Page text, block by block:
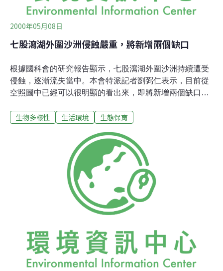
2000年05月08日
七股瀉湖外圍沙洲侵蝕嚴重，將新增兩個缺口
根據國科會的研究報告顯示，七股瀉湖外圍沙洲持續遭受
侵蝕，逐漸流失當中。本會特派記者劉弼仁表示，目前從
空照圖中已經可以很明顯的看出來，即將新增兩個缺口。
原因，不外乎上游水壩、攔沙壩的建設，導致整體溪流的
岸許多新增填海造陸或造堤等工程，也都會造成沿海海流
的變化，進而改變沙泥的堆積或流失。這些改變近年來似
乎有加速的現像。 ★進一步資料請見： 行政院國家科學委
員會專題研究計畫成果報告 曾文溪口海岸地區陸海交互作
股潟湖有機碎屑食物網 Detrital food webs in Chiku
86年8
生物多樣性 生活環境 生態保育